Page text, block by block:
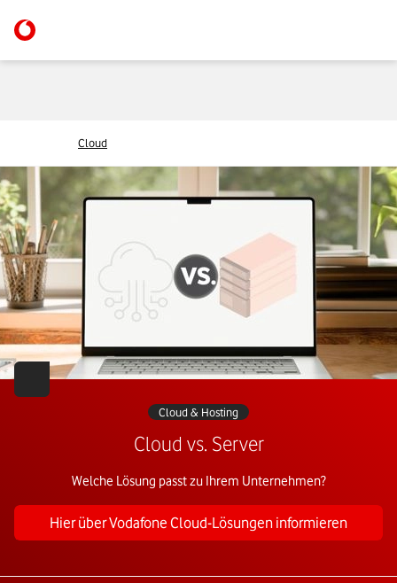
Cloud
Cloud & Hosting
Cloud vs. Server
Welche Lösung passt zu Ihrem Unternehmen?
Hier über Vodafone Cloud-Lösungen informieren